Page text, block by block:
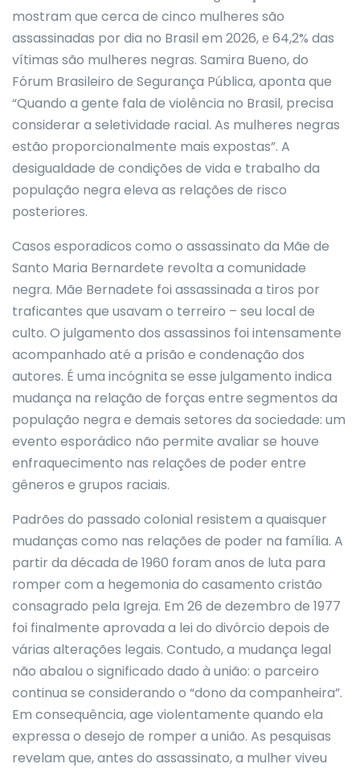
mostram que cerca de cinco mulheres são
assassinadas por dia no Brasil em 2026, е 64,2% das
vítimas são mulheres negras. Samira Bueno, do
Fórum Brasileiro de Segurança Pública, aponta que
“Quando a gente fala de violência no Brasil, precisa
considerar a seletividade racial. As mulheres negras
estão proporcionalmente mais expostas”. A
desigualdade de condições de vida e trabalho da
população negra eleva as relações de risco
posteriores.
Casos esporadicos como o assassinato da Mãe de
Santo Maria Bernardete revolta a comunidade
negra. Mãe Bernadete foi assassinada a tiros por
traficantes que usavam o terreiro – seu local de
culto. O julgamento dos assassinos foi intensamente
acompanhado até a prisão e condenação dos
autores. É uma incógnita se esse julgamento indica
mudança na relação de forças entre segmentos da
população negra e demais setores da sociedade: um
evento esporádico não permite avaliar se houve
enfraquecimento nas relações de poder entre
gêneros e grupos raciais.
Padrões do passado colonial resistem a quaisquer
mudanças como nas relações de poder na família. A
partir da década de 1960 foram anos de luta para
romper com a hegemonia do casamento cristão
consagrado pela Igreja. Em 26 de dezembro de 1977
foi finalmente aprovada a lei do divórcio depois de
várias alterações legais. Contudo, a mudança legal
não abalou o significado dado à união: o parceiro
continua se considerando o “dono da companheira”.
Em consequência, age violentamente quando ela
expressa o desejo de romper a união. As pesquisas
revelam que, antes do assassinato, a mulher viveu